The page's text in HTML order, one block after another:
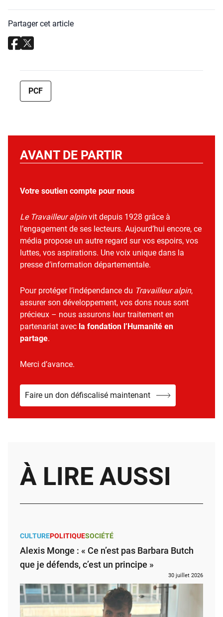
Partager cet article
PCF
AVANT DE PARTIR
Votre soutien compte pour nous
Le Travailleur alpinvit depuis 1928 grâce à
l’engagement de ses lecteurs. Aujourd’hui encore, ce
média propose un autre regard sur vos espoirs, vos
luttes, vos aspirations. Une voix unique dans la
presse d’information départementale.
Pour protéger l’indépendance du Travailleur alpin,
assurer son développement, vos dons nous sont
précieux – nous assurons leur traitement en
partenariat avec la fondation l’Humanité en
partage.
Merci d’avance.
Faire un don défiscalisé maintenant
À LIRE AUSSI
CULTUREPOLITIQUESOCIÉTÉ
Alexis Monge : « Ce n’est pas Barbara Butch
que je défends, c’est un principe »
30 juillet 2026